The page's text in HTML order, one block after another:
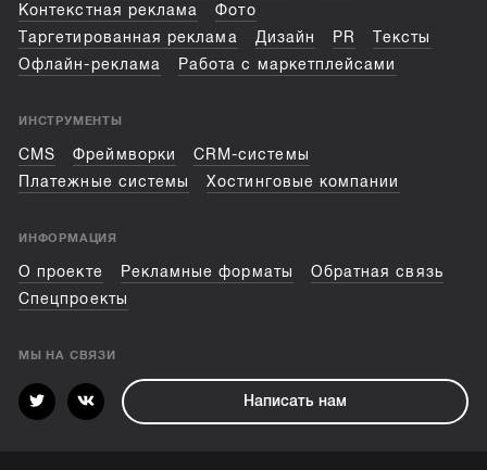
Контекстная реклама
Фото
Таргетированная реклама
Дизайн PR
Тексты
Офлайн-реклама
Работа с маркетплейсами
ИНСТРУМЕНТЫ
CMS Фреймворки
CRM-системы
Платежные системы
Хостинговые компании
ИНФОРМАЦИЯ
О проекте Рекламные форматы
Обратная связь
Спецпроекты
МЫ НА СВЯЗИ
Написать нам